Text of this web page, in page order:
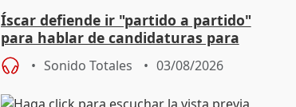
Íscar defiende ir "partido a partido"
para hablar de candidaturas para
2027
Sonido Totales 03/08/2026